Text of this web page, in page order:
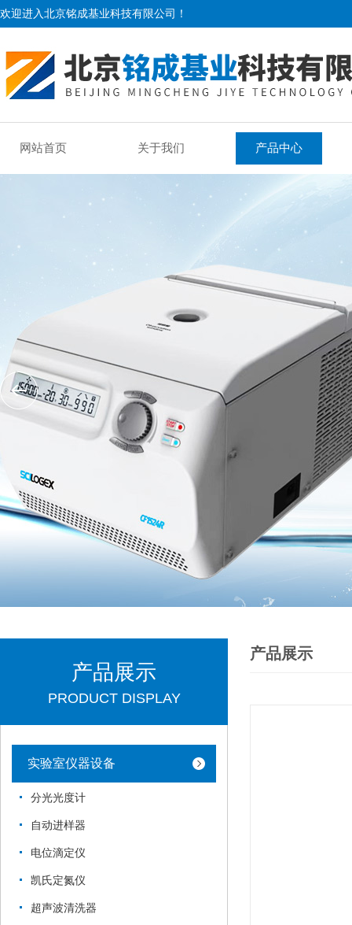
欢迎进入北京铭成基业科技有限公司！
网站首页 关于我们 产品中心
产品展示
PRODUCT DISPLAY
实验室仪器设备
分光光度计
自动进样器
电位滴定仪
凯氏定氮仪
超声波清洗器
产品展示